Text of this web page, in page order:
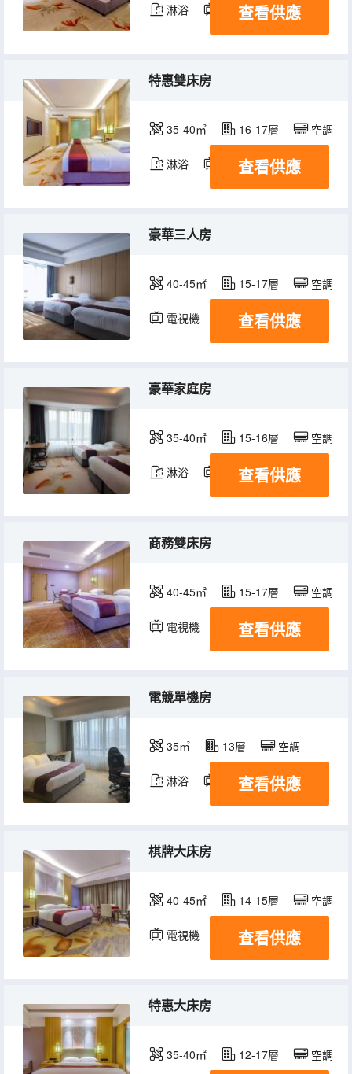
淋浴 電視機
查看供應
特惠雙床房
35-40㎡ 16-17層 空調
淋浴 電視機
查看供應
豪華三人房
40-45㎡ 15-17層 空調
電視機 查看供應
豪華家庭房
35-40㎡ 15-16層 空調
淋浴 電視機
查看供應
商務雙床房
40-45㎡ 15-17層 空調
電視機 查看供應
電競單機房
35㎡ 13層 空調
淋浴 電視機
查看供應
棋牌大床房
40-45㎡ 14-15層 空調
電視機 查看供應
特惠大床房
35-40㎡ 12-17層 空調